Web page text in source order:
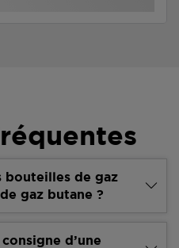
bouteilles de gaz
gaz butane ?
d’une